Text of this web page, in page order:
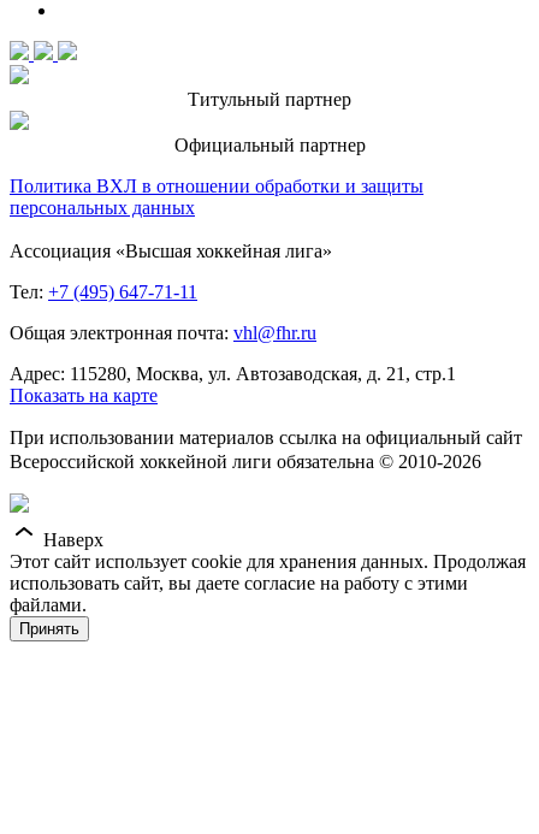
Титульный партнер
Официальный партнер
Политика ВХЛ в отношении обработки и защиты
персональных данных
Ассоциация «Высшая хоккейная лига»
Тел: +7 (495) 647-71-11
Общая электронная почта: vhl@fhr.ru
Адрес: 115280, Москва, ул. Автозаводская, д. 21, стр.1
Показать на карте
При использовании материалов ссылка на официальный сайт
Всероссийской хоккейной лиги обязательна © 2010-2026
Наверх
Этот сайт использует cookie для хранения данных. Продолжая
использовать сайт, вы даете согласие на работу с этими
файлами.
Принять